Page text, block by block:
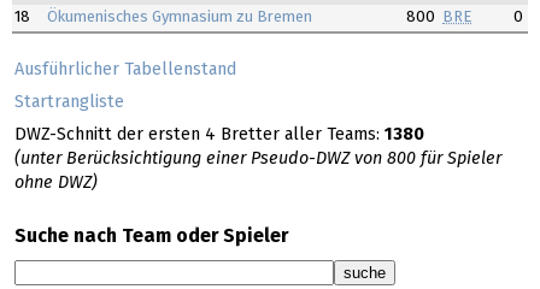
18
Ökumenisches Gymnasium zu Bremen 800 BRE 0
Ausführlicher Tabellenstand
Startrangliste
DWZ-Schnitt der ersten 4 Bretter aller Teams: 1380
(unter Berücksichtigung einer Pseudo-DWZ von 800 für Spieler
ohne DWZ)
Suche nach Team oder Spieler